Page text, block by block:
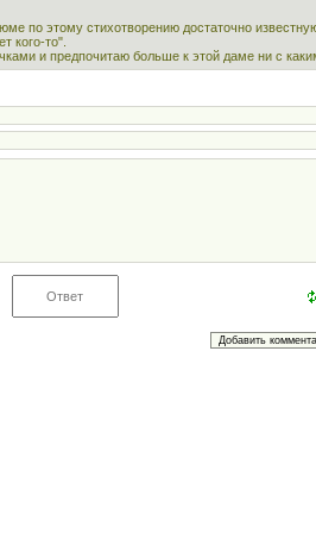
по этому стихотворению достаточно
кого-то".
и предпочитаю больше к этой даме ни с